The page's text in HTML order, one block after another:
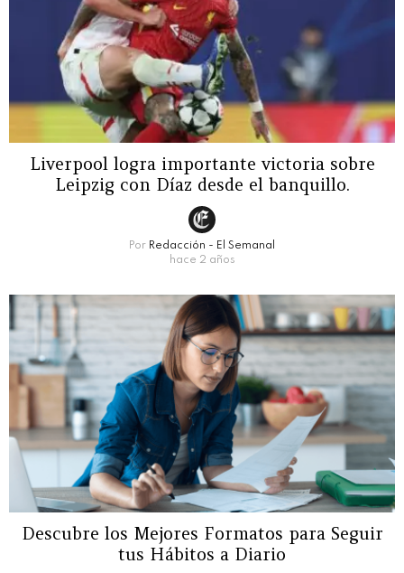
Liverpool logra importante victoria sobre
Leipzig con Díaz desde el banquillo.
Por Redacción - El Semanal
hace 2 años
Descubre los Mejores Formatos para Seguir
tus Hábitos a Diario